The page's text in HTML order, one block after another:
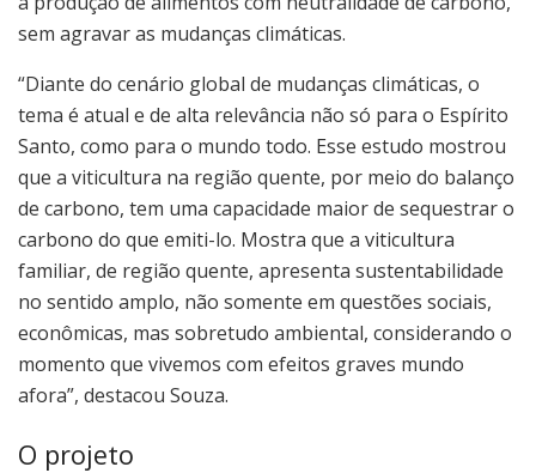
sem agravar as mudanças climáticas.
“Diante do cenário global de mudanças climáticas, o
tema é atual e de alta relevância não só para o Espírito
Santo, como para o mundo todo. Esse estudo mostrou
que a viticultura na região quente, por meio do balanço
de carbono, tem uma capacidade maior de sequestrar o
carbono do que emiti-lo. Mostra que a viticultura
familiar, de região quente, apresenta sustentabilidade
no sentido amplo, não somente em questões sociais,
econômicas, mas sobretudo ambiental, considerando o
momento que vivemos com efeitos graves mundo
afora”, destacou Souza.
O projeto